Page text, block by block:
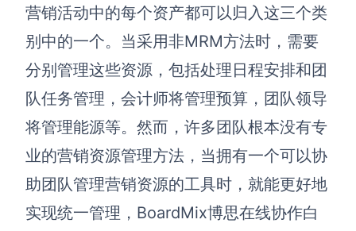
AI生成甘特图 AI生成5Why分析
AI生成平衡计分卡
AI生成时间管理四象限
AI生成胜任力模型
数据分析与策略
AI生成用户画像
智能创作
AI生成PPT
营销活动中的每个资产都可以归入这三个类
别中的一个。 当采用非MRM方法时， 需要
分别管理这些资源 ，包括处理 日程安排和团
队任务管理， 会计师将管理预算，团队领导
将管理能源等。 然而， 许多团队根本没有专
业的营销资源管理方法， 当拥有一个可以协
助团队管理营销资源的工具时，就能更好地
实现统一管理，BoardMix博思在线协作白